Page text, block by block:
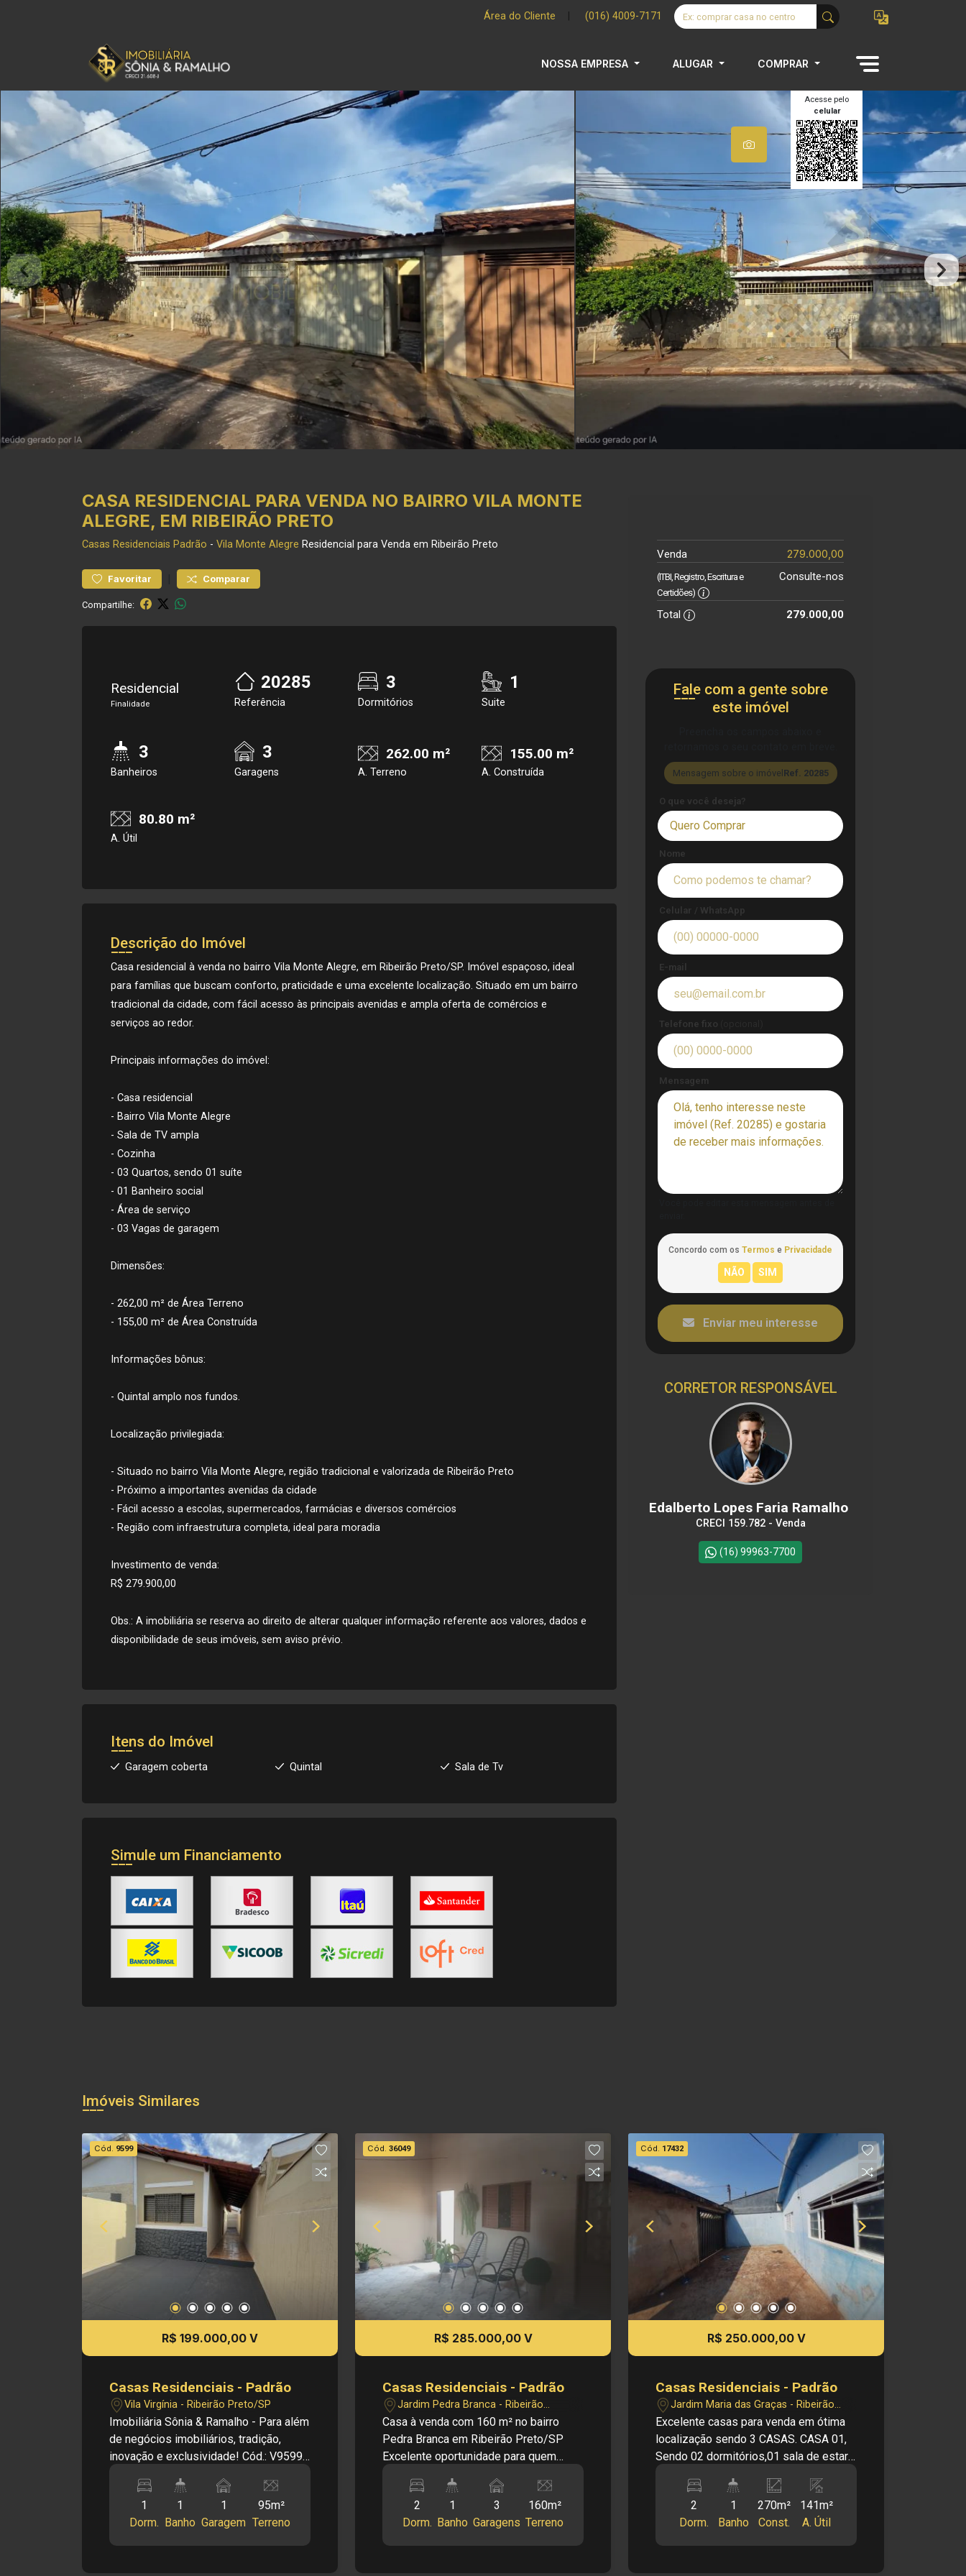
Área do Cliente (016) 4009-7171
NOSSA EMPRESA ALUGAR COMPRAR
Acesse pelo
celular
CASA RESIDENCIAL PARA VENDA NO BAIRRO VILA MONTE
ALEGRE, EM RIBEIRÃO PRETO
Casas Residenciais Padrão - Vila Monte Alegre Residencial para Venda em Ribeirão Preto
Favoritar Comparar
Compartilhe:
Residencial
Finalidade
20285
Referência
3
Dormitórios
1
Suite
3
Banheiros
3
Garagens
262.00 m²
A. Terreno
155.00 m²
A. Construída
80.80 m²
A. Útil
Descrição do Imóvel
Casa residencial à venda no bairro Vila Monte Alegre, em Ribeirão Preto/SP. Imóvel espaçoso, ideal
para famílias que buscam conforto, praticidade e uma excelente localização. Situado em um bairro
tradicional da cidade, com fácil acesso às principais avenidas e ampla oferta de comércios e
serviços ao redor.
Principais informações do imóvel:
- Casa residencial
- Bairro Vila Monte Alegre
- Sala de TV ampla
- Cozinha
- 03 Quartos, sendo 01 suíte
- 01 Banheiro social
- Área de serviço
- 03 Vagas de garagem
Dimensões:
- 262,00 m² de Área Terreno
- 155,00 m² de Área Construída
Informações bônus:
- Quintal amplo nos fundos.
Localização privilegiada:
- Situado no bairro Vila Monte Alegre, região tradicional e valorizada de Ribeirão Preto
- Próximo a importantes avenidas da cidade
- Fácil acesso a escolas, supermercados, farmácias e diversos comércios
- Região com infraestrutura completa, ideal para moradia
Investimento de venda:
R$ 279.900,00
Obs.: A imobiliária se reserva ao direito de alterar qualquer informação referente aos valores, dados e
disponibilidade de seus imóveis, sem aviso prévio.
Itens do Imóvel
Garagem coberta Quintal Sala de Tv
Simule um Financiamento
Venda 279.000,00
(ITBI, Registro, Escritura e
Certidões)
Consulte-nos
Total 279.000,00
Fale com a gente sobre
este imóvel
Mensagem sobre o imóvel Ref. 20285
O que você deseja?
Quero Comprar
Nome
Celular / WhatsApp
E-mail
Telefone fixo
Mensagem
Concordo com os Termos e Privacidade
Enviar meu interesse
CORRETOR RESPONSÁVEL
Edalberto Lopes Faria Ramalho
CRECI 159.782 - Venda
(16) 99963-7700
Imóveis Similares
Cód. 9599
R$ 199.000,00 V
Casas Residenciais - Padrão
Vila Virgínia - Ribeirão Preto/SP
Imobiliária Sônia & Ramalho - Para além
de negócios imobiliários, tradição,
inovação e exclusividade! Cód.: V9599
Casa Térrea - Bairro Vila Virgínia - Sala -
Cozinha - 01 Dormitório - 01 Banheiro
Social - Área de Serviço - 01 Vaga de
Garagem Dimensões: - 94,50 m² de
1
Dorm.
1
Banho
1
Garagem
95m²
Terreno
Cód. 36049
R$ 285.000,00 V
Casas Residenciais - Padrão
Jardim Pedra Branca - Ribeirão
Preto/SP
Casa à venda com 160 m² no bairro
Pedra Branca em Ribeirão Preto/SP
Excelente oportunidade para quem
com excelente acabamento, ambientes
amplos e uma área de lazer para reunir
a família e os amigos. Recém-
reformada, a casa conta com telhado,
2
Dorm.
1
Banho
3
Garagens
160m²
Terreno
Cód. 17432
R$ 250.000,00 V
Casas Residenciais - Padrão
Jardim Maria das Graças - Ribeirão
Preto/SP
Excelente casas para venda em ótima
localização sendo 3 CASAS. CASA 01,
Sendo 02 dormitórios,01 sala de estar,
social, e 01 vaga na garagem. CASA 02,
Sendo 01 dormitórios, 01 sala de estar,
01 banheiro social, e 01 vaga na
garagem. CASA 03, Sendo 01
2
Dorm.
1
Banho
270m²
Const.
141m²
A. Útil